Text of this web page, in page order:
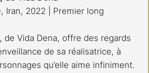
Iran, 2022 | Premier long
de Vida Dena, offre des regards
de sa réalisatrice, à
qu’elle aime infiniment.